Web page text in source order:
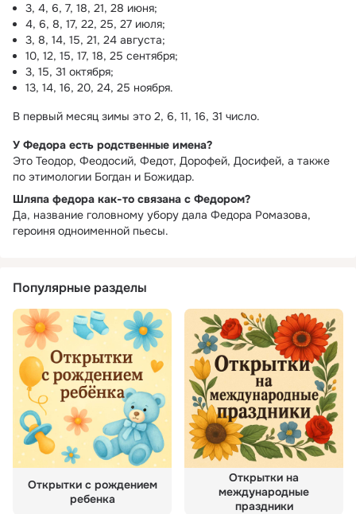
3, 4, 6, 7, 18, 21, 28 июня;
4, 6, 8, 17, 22, 25, 27 июля;
3, 8, 14, 15, 21, 24 августа;
10, 12, 15, 17, 18, 25 сентября;
3, 15, 31 октября;
13, 14, 16, 20, 24, 25 ноября.
В первый месяц зимы это 2, 6, 11, 16, 31 число.
У Федора есть родственные имена?
Это Теодор, Феодосий, Федот, Дорофей, Досифей, а также
по этимологии Богдан и Божидар.
Шляпа федора как-то связана с Федором?
Да, название головному убору дала Федора Ромазова,
героиня одноименной пьесы.
Популярные разделы
Открытки с рождением
ребенка
Открытки на
международные
праздники